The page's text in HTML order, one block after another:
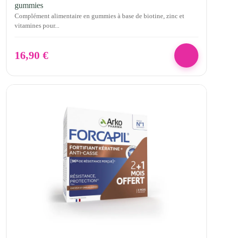
gummies
Complément alimentaire en gummies à base de biotine, zinc et
vitamines pour...
16,90 €